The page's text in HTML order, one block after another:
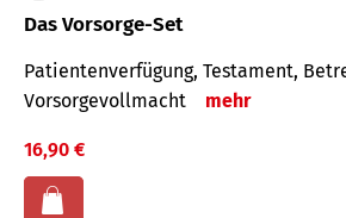
Das Vorsorge-Set
Patienten­ver­fügung, Testa­ment,
Vor­sorge­voll­macht
mehr
16,90 €